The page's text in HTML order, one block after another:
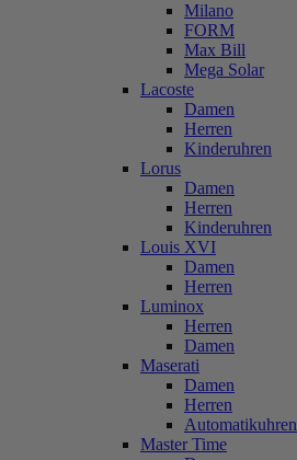
Milano
FORM
Max Bill
Mega Solar
Lacoste
Damen
Herren
Kinderuhren
Lorus
Damen
Herren
Kinderuhren
Louis XVI
Damen
Herren
Luminox
Herren
Damen
Maserati
Damen
Herren
Automatikuhren
Master Time